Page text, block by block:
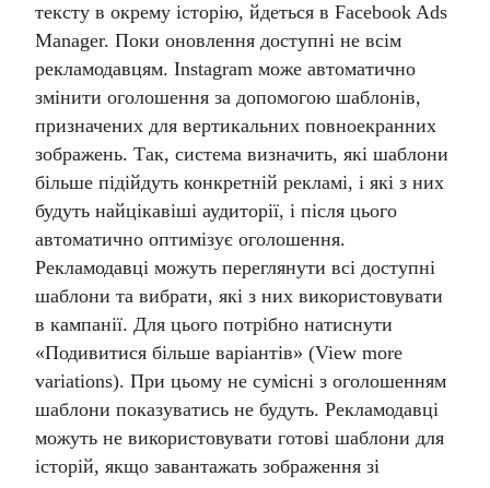
тексту в окрему історію, йдеться в Facebook Ads
Manager. Поки оновлення доступні не всім
рекламодавцям. Instagram може автоматично
змінити оголошення за допомогою шаблонів,
призначених для вертикальних повноекранних
зображень. Так, система визначить, які шаблони
більше підійдуть конкретній рекламі, і які з них
будуть найцікавіші аудиторії, і після цього
автоматично оптимізує оголошення.
Рекламодавці можуть переглянути всі доступні
шаблони та вибрати, які з них використовувати
в кампанії. Для цього потрібно натиснути
«Подивитися більше варіантів» (View more
variations). При цьому не сумісні з оголошенням
шаблони показуватись не будуть. Рекламодавці
можуть не використовувати готові шаблони для
історій, якщо завантажать зображення зі